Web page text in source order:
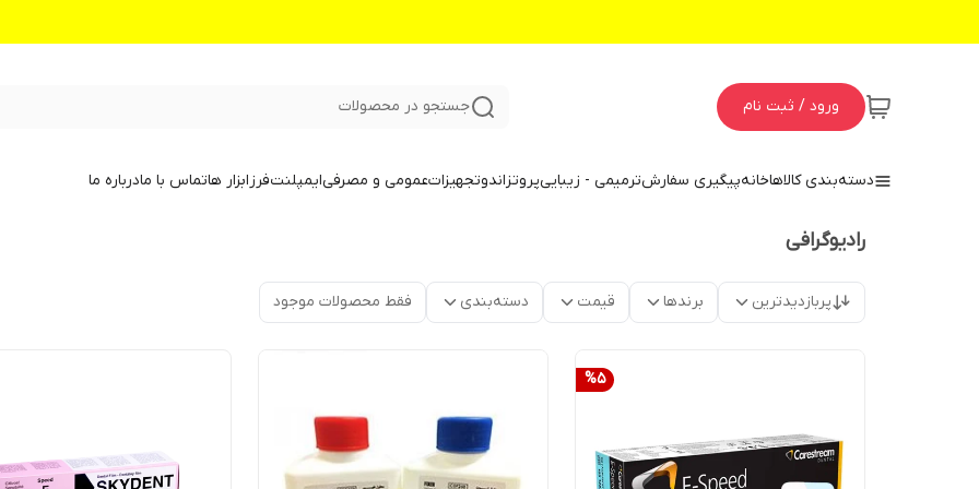
ورود / ثبت نام جستجو در محصولات
دسته‌بندی کالاهاخانهپیگیری سفارشترمیمی - زیباییپروتزاندوتجهیزاتعمومی و مصرفیایمپلنتفرزابزار هاتماس با مادرباره ما
رادیوگرافی
پربازدیدترین برندها قیمت دسته‌بندی فقط محصولات موجود
%5